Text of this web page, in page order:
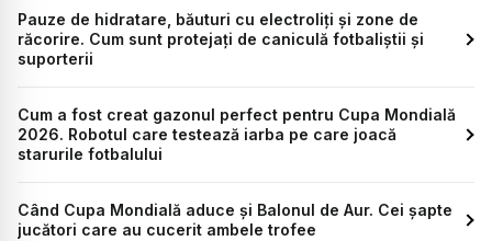
Pauze de hidratare, băuturi cu electroliți și zone de
răcorire. Cum sunt protejați de caniculă fotbaliștii și
suporterii
Cum a fost creat gazonul perfect pentru Cupa Mondială
2026. Robotul care testează iarba pe care joacă
starurile fotbalului
Când Cupa Mondială aduce și Balonul de Aur. Cei șapte
jucători care au cucerit ambele trofee